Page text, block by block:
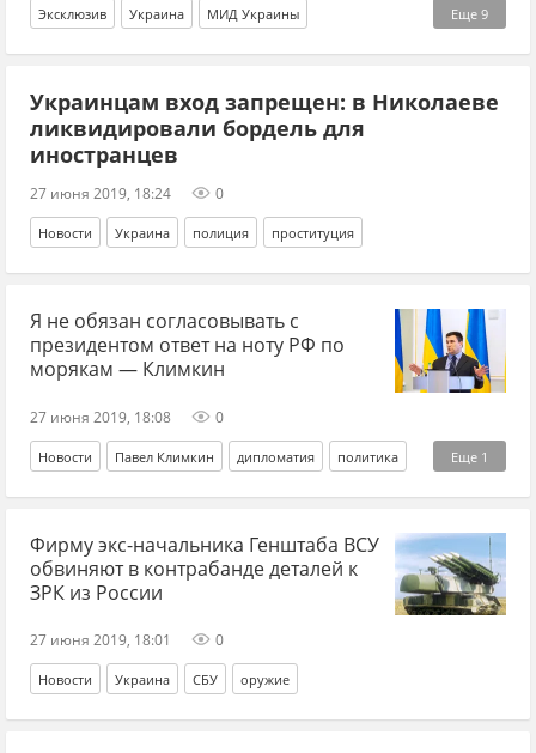
Еще 9
Эксклюзив Украина МИД Украины
Виктор Медведчук Павел Климкин обмен пленными
Родион Мирошник ЛДНР Денис Пушилин
Дмитрий Абзалов Владимир Зеленский
Владимир Путин
Украинцам вход запрещен: в Николаеве
ликвидировали бордель для
иностранцев
27 июня 2019, 18:24 0
Новости Украина полиция проституция
Я не обязан согласовывать с
президентом ответ на ноту РФ по
морякам — Климкин
27 июня 2019, 18:08 0
Еще 1
Новости Павел Климкин дипломатия политика
Владимир Зеленский
Фирму экс-начальника Генштаба ВСУ
обвиняют в контрабанде деталей к
ЗРК из России
27 июня 2019, 18:01 0
Новости Украина СБУ оружие